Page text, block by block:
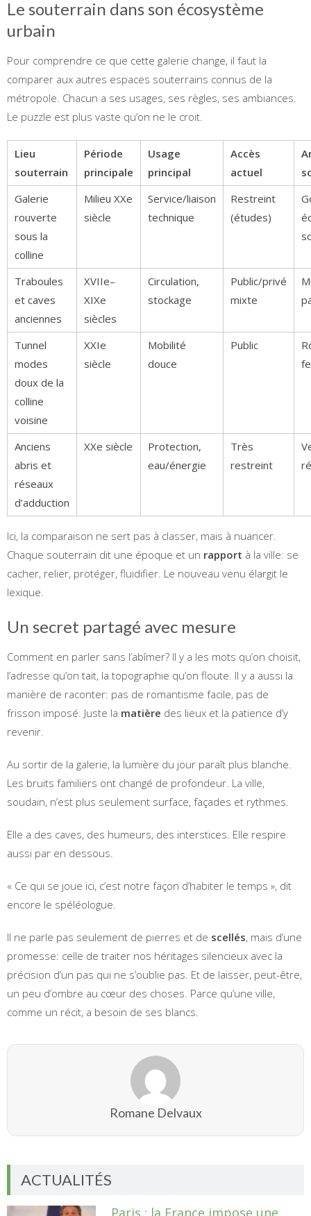
Le souterrain dans son écosystème
urbain
Pour comprendre ce que cette galerie change, il faut la
comparer aux autres espaces souterrains connus de la
métropole. Chacun a ses usages, ses règles, ses ambiances.
Le puzzle est plus vaste qu’on ne le croit.
Lieu
souterrain
Période
principale
Usage
principal
Accès
actuel
Galerie
rouverte
sous la
colline
Milieu XXe
siècle
Service/liaison
technique
Restreint
(études)
Traboules
et caves
anciennes
XVIIe–
XIXe
siècles
Circulation,
stockage
Public/privé
mixte
Tunnel
modes
doux de la
colline
voisine
XXIe
siècle
Mobilité
douce
Public
Anciens
abris et
réseaux
d’adduction
XXe siècle
Protection,
eau/énergie
Très
restreint
Ici, la comparaison ne sert pas à classer, mais à nuancer.
Chaque souterrain dit une époque et un rapport à la ville: se
cacher, relier, protéger, fluidifier. Le nouveau venu élargit le
lexique.
Un secret partagé avec mesure
Comment en parler sans l’abîmer? Il y a les mots qu’on choisit,
l’adresse qu’on tait, la topographie qu’on floute. Il y a aussi la
manière de raconter: pas de romantisme facile, pas de
frisson imposé. Juste la matière des lieux et la patience d’y
revenir.
Au sortir de la galerie, la lumière du jour paraît plus blanche.
Les bruits familiers ont changé de profondeur. La ville,
soudain, n’est plus seulement surface, façades et rythmes.
Elle a des caves, des humeurs, des interstices. Elle respire
aussi par en dessous.
« Ce qui se joue ici, c’est notre façon d’habiter le temps », dit
encore le spéléologue.
Il ne parle pas seulement de pierres et de scellés, mais d’une
promesse: celle de traiter nos héritages silencieux avec la
précision d’un pas qui ne s’oublie pas. Et de laisser, peut-être,
un peu d’ombre au cœur des choses. Parce qu’une ville,
comme un récit, a besoin de ses blancs.
Romane Delvaux
ACTUALITÉS
Paris : la France impose une